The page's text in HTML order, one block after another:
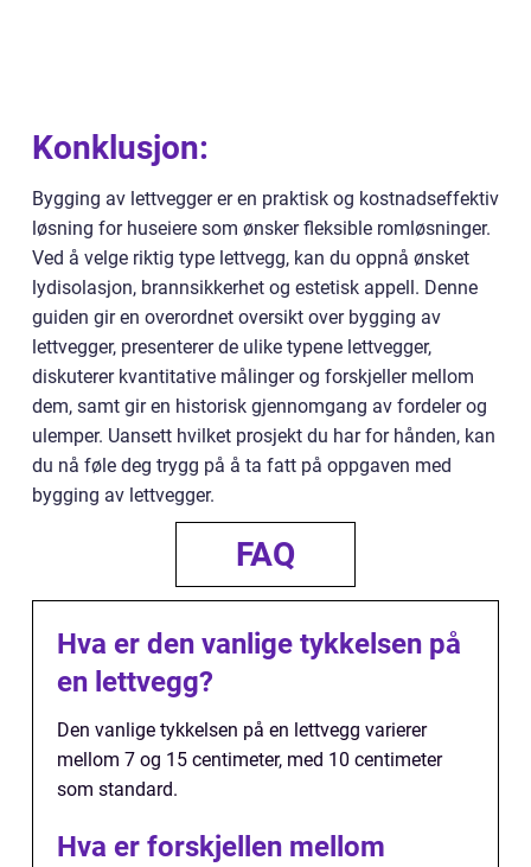
Konklusjon:
Bygging av lettvegger er en praktisk og kostnadseffektiv
løsning for huseiere som ønsker fleksible romløsninger.
Ved å velge riktig type lettvegg, kan du oppnå ønsket
lydisolasjon, brannsikkerhet og estetisk appell. Denne
guiden gir en overordnet oversikt over bygging av
lettvegger, presenterer de ulike typene lettvegger,
diskuterer kvantitative målinger og forskjeller mellom
dem, samt gir en historisk gjennomgang av fordeler og
ulemper. Uansett hvilket prosjekt du har for hånden, kan
du nå føle deg trygg på å ta fatt på oppgaven med
bygging av lettvegger.
FAQ
Hva er den vanlige tykkelsen på
en lettvegg?
Den vanlige tykkelsen på en lettvegg varierer
mellom 7 og 15 centimeter, med 10 centimeter
som standard.
Hva er forskjellen mellom